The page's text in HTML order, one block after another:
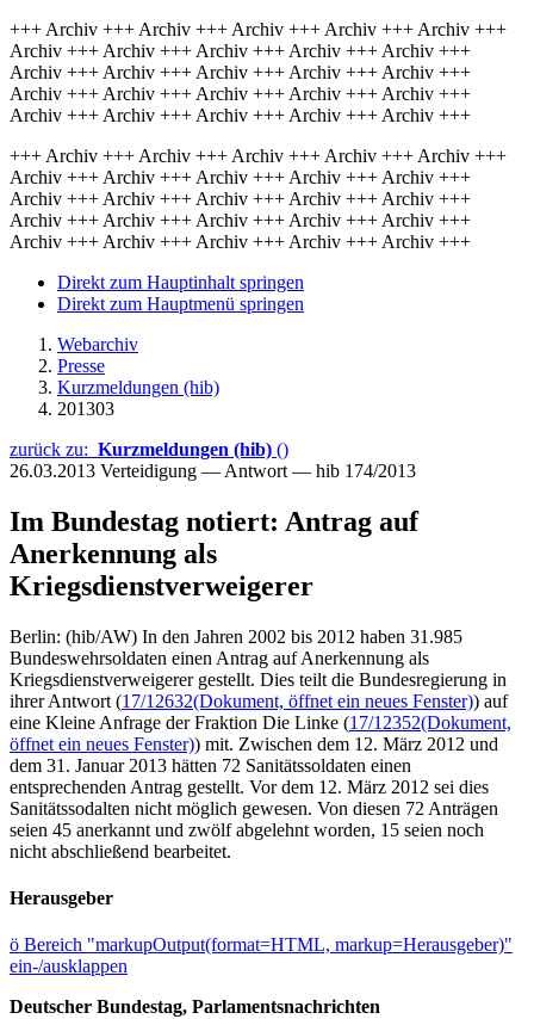
+++ Archiv +++ Archiv +++ Archiv +++ Archiv +++ Archiv +++
Archiv +++ Archiv +++ Archiv +++ Archiv +++ Archiv +++
Archiv +++ Archiv +++ Archiv +++ Archiv +++ Archiv +++
Archiv +++ Archiv +++ Archiv +++ Archiv +++ Archiv +++
Archiv +++ Archiv +++ Archiv +++ Archiv +++ Archiv +++
+++ Archiv +++ Archiv +++ Archiv +++ Archiv +++ Archiv +++
Archiv +++ Archiv +++ Archiv +++ Archiv +++ Archiv +++
Archiv +++ Archiv +++ Archiv +++ Archiv +++ Archiv +++
Archiv +++ Archiv +++ Archiv +++ Archiv +++ Archiv +++
Archiv +++ Archiv +++ Archiv +++ Archiv +++ Archiv +++
Direkt zum Hauptinhalt springen
Direkt zum Hauptmenü springen
Webarchiv
Presse
Kurzmeldungen (hib)
201303
zurück zu: Kurzmeldungen (hib) ()
26.03.2013 Verteidigung — Antwort — hib 174/2013
Im Bundestag notiert: Antrag auf
Anerkennung als
Kriegsdienstverweigerer
Berlin: (hib/AW) In den Jahren 2002 bis 2012 haben 31.985
Bundeswehrsoldaten einen Antrag auf Anerkennung als
Kriegsdienstverweigerer gestellt. Dies teilt die Bundesregierung in
ihrer Antwort (17/12632(Dokument, öffnet ein neues Fenster)) auf
eine Kleine Anfrage der Fraktion Die Linke (17/12352(Dokument,
öffnet ein neues Fenster)) mit. Zwischen dem 12. März 2012 und
dem 31. Januar 2013 hätten 72 Sanitätssoldaten einen
entsprechenden Antrag gestellt. Vor dem 12. März 2012 sei dies
Sanitätssodalten nicht möglich gewesen. Von diesen 72 Anträgen
seien 45 anerkannt und zwölf abgelehnt worden, 15 seien noch
nicht abschließend bearbeitet.
Herausgeber
ö Bereich "markupOutput(format=HTML, markup=Herausgeber)"
ein-/ausklappen
Deutscher Bundestag, Parlamentsnachrichten